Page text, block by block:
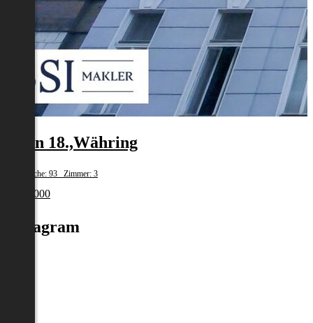
Wien 18.,Währing
Wohnfläche: 93 Zimmer: 3
€ 329 000
Instagram